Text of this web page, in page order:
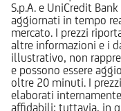
S.p.A. e UniCredit
aggiornati in tempo
mercato. I prezzi
altre informazioni e i
illustrativo, non
e possono essere
oltre 20 minuti. I
elaborati
affidabili; tuttavia, in